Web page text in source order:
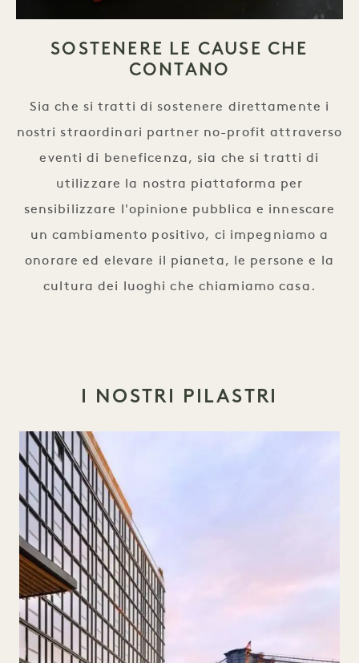
SOSTENERE LE CAUSE CHE
CONTANO
Sia che si tratti di sostenere direttamente i
nostri straordinari partner no-profit attraverso
eventi di beneficenza, sia che si tratti di
utilizzare la nostra piattaforma per
sensibilizzare l'opinione pubblica e innescare
un cambiamento positivo, ci impegniamo a
onorare ed elevare il pianeta, le persone e la
cultura dei luoghi che chiamiamo casa.
I NOSTRI PILASTRI